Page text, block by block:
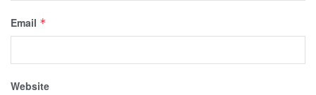
Email *
Website